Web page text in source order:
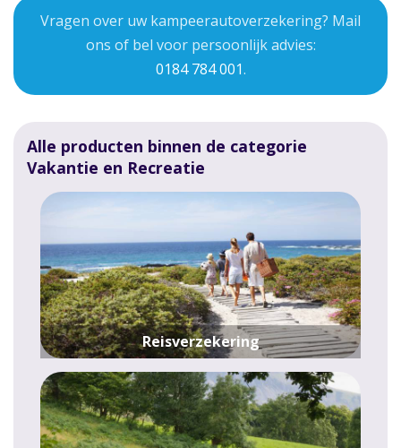
Vragen over uw kampeerautoverzekering? Mail
ons of bel voor persoonlijk advies:
0184 784 001.
Alle producten binnen de categorie
Vakantie en Recreatie
Reisverzekering